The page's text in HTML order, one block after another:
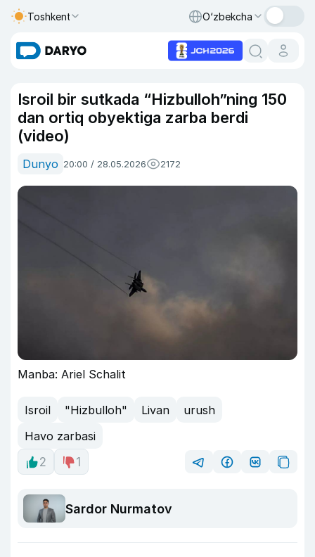
Toshkent O‘zbekcha
Isroil bir sutkada “Hizbulloh”ning 150
dan ortiq obyektiga zarba berdi
(video)
Dunyo 20:00 / 28.05.2026 2172
Manba: Ariel Schalit
Isroil "Hizbulloh" Livan
urush
Havo zarbasi
2
1
Sardor Nurmatov